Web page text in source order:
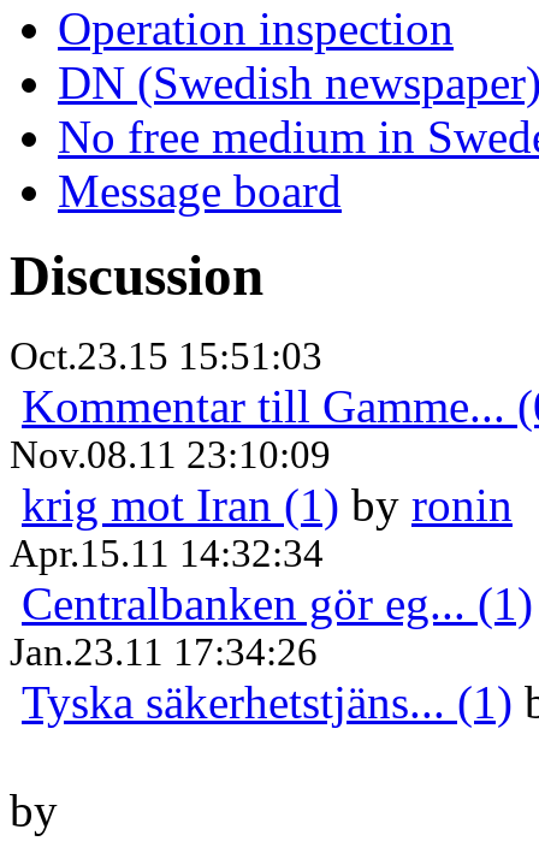
Operation inspection
DN (Swedish
No free medium in
Message board
Discussion
Oct.23.15 15:51:03
Kommentar till Gamme...
Nov.08.11 23:10:09
krig mot Iran (1) by ronin
Apr.15.11 14:32:34
Centralbanken gör eg... (1)
Jan.23.11 17:34:26
Tyska säkerhetstjäns... (1)
by